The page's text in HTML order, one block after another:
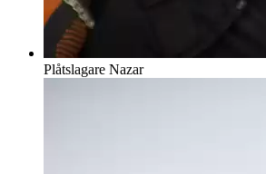
Plåtslagare Nazar